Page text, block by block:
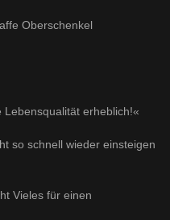
Oberschenkel
erheblich!«
so schnell wieder einsteigen
Vieles für einen